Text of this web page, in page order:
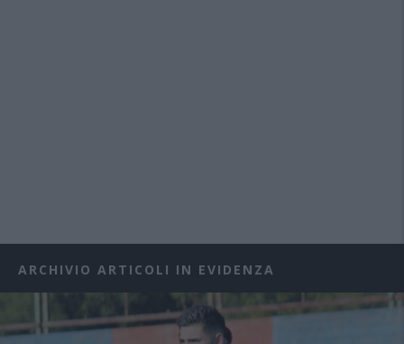
ARCHIVIO ARTICOLI IN EVIDENZA